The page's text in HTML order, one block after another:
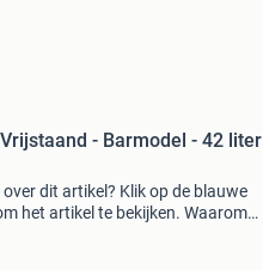
- Barmodel - 42 liter
dit artikel? Klik op de blauwe
het artikel te bekijken. Waarom